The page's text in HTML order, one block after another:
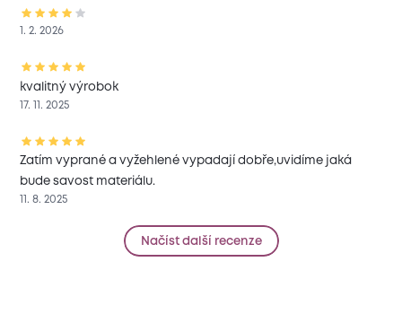
1. 2. 2026
kvalitný výrobok
17. 11. 2025
Zatím vyprané a vyžehlené vypadají dobře,uvidíme jaká
bude savost materiálu.
11. 8. 2025
Načíst další recenze